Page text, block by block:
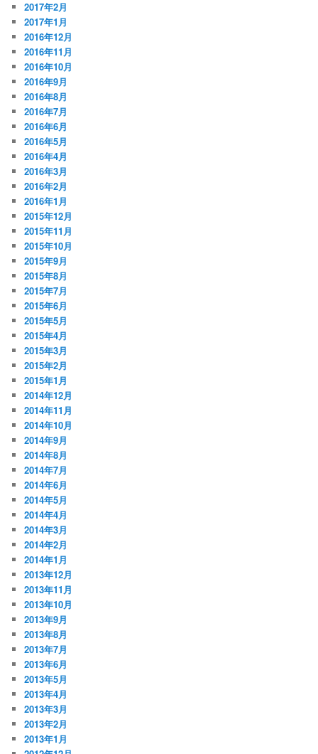
2017年2月
2017年1月
2016年12月
2016年11月
2016年10月
2016年9月
2016年8月
2016年7月
2016年6月
2016年5月
2016年4月
2016年3月
2016年2月
2016年1月
2015年12月
2015年11月
2015年10月
2015年9月
2015年8月
2015年7月
2015年6月
2015年5月
2015年4月
2015年3月
2015年2月
2015年1月
2014年12月
2014年11月
2014年10月
2014年9月
2014年8月
2014年7月
2014年6月
2014年5月
2014年4月
2014年3月
2014年2月
2014年1月
2013年12月
2013年11月
2013年10月
2013年9月
2013年8月
2013年7月
2013年6月
2013年5月
2013年4月
2013年3月
2013年2月
2013年1月